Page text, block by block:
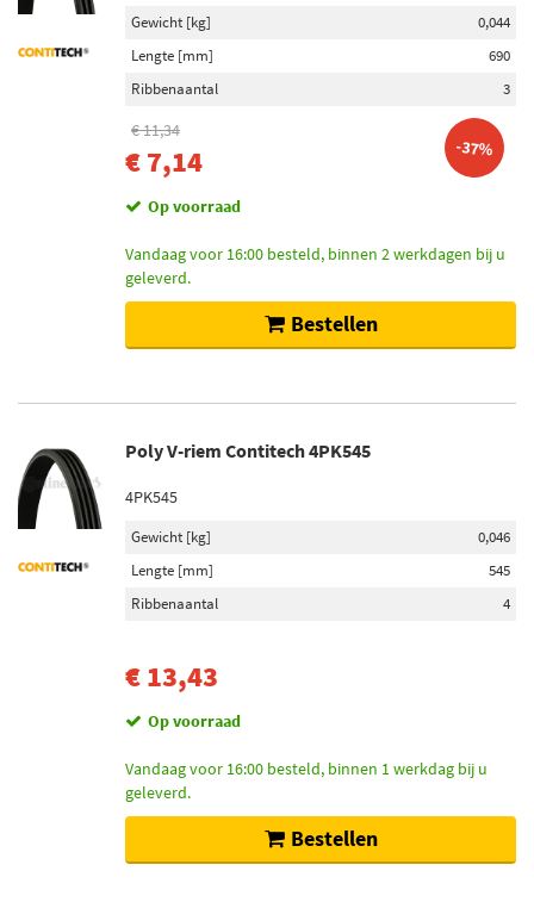
Gewicht [kg]
0,044
Lengte [mm]
690
Ribbenaantal
3
€ 11,34
€ 7,14 -37%
Op voorraad
Vandaag voor 16:00 besteld, binnen 2 werkdagen bij u
geleverd.
Bestellen
Poly V-riem Contitech 4PK545
4PK545
Gewicht [kg]
0,046
Lengte [mm]
545
Ribbenaantal
4
€ 13,43
Op voorraad
Vandaag voor 16:00 besteld, binnen 1 werkdag bij u
geleverd.
Bestellen